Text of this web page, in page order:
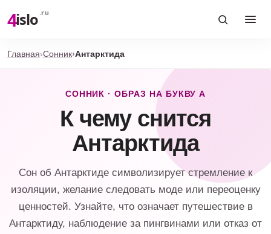
4islo .ru
Главная Сонник Антарктида
СОННИК · ОБРАЗ НА БУКВУ А
К чему снится
Антарктида
Сон об Антарктиде символизирует стремление к
изоляции, желание следовать моде или переоценку
ценностей. Узнайте, что означает путешествие в
Антарктиду, наблюдение за пингвинами или отказ от